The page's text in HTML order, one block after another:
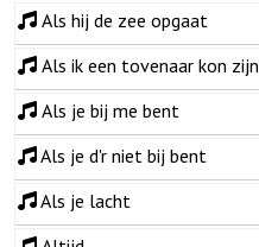
Als hij de zee opgaat
Als ik een tovenaar kon zijn
Als je bij me bent
Als je d'r niet bij bent
Als je lacht